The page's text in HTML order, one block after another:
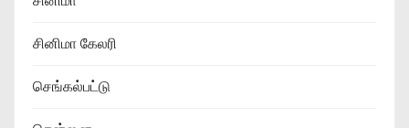
சினிமா கேலரி
செங்கல்பட்டு